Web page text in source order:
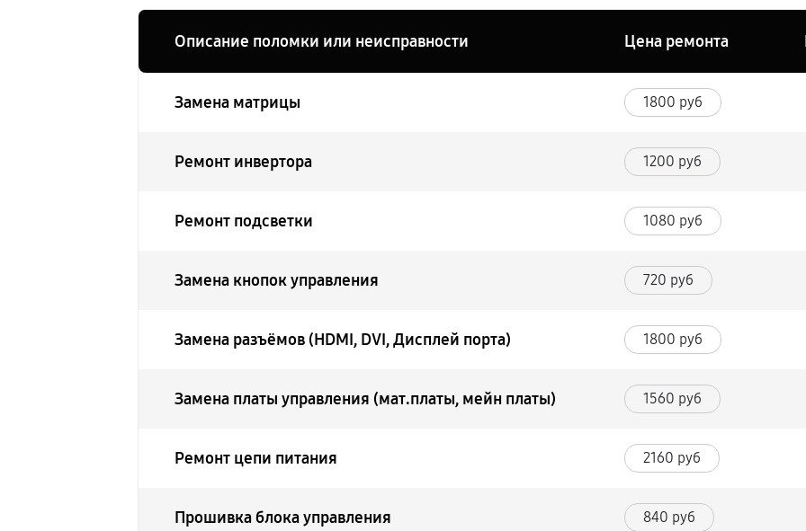
Описание поломки или неисправности Цена ремонта
Замена матрицы 1800 руб
Ремонт инвертора 1200 руб
Ремонт подсветки 1080 руб
Замена кнопок управления 720 руб
Замена разъёмов (HDMI, DVI, Дисплей порта) 1800 руб
Замена платы управления (мат.платы, мейн платы) 1560 руб
Ремонт цепи питания 2160 руб
Прошивка блока управления 840 руб